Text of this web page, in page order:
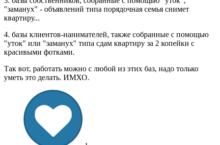
"заманух" - объявлений типа порядочная семья снимет
квартиру...
4. базы клиентов-нанимателей, также собранные с помощью
"уток" или "заманух" типа сдам квартиру за 2 копейки с
красивыми фотками.
Так вот, работать можно с любой из этих баз, надо только
уметь это делать. ИМХО.